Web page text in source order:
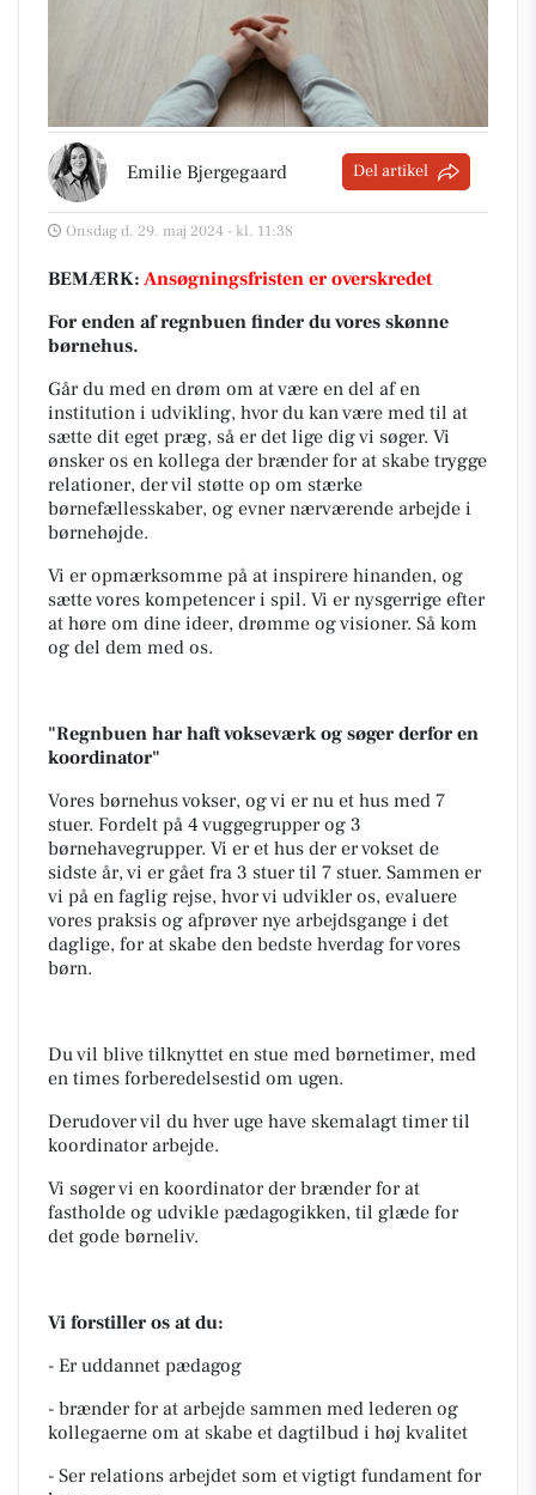
Emilie Bjergegaard Del artikel
Onsdag d. 29. maj 2024 - kl. 11:38
BEMÆRK: Ansøgningsfristen er overskredet
For enden af regnbuen finder du vores skønne
børnehus.
Går du med en drøm om at være en del af en
institution i udvikling, hvor du kan være med til at
sætte dit eget præg, så er det lige dig vi søger. Vi
ønsker os en kollega der brænder for at skabe trygge
relationer, der vil støtte op om stærke
børnefællesskaber, og evner nærværende arbejde i
børnehøjde.
Vi er opmærksomme på at inspirere hinanden, og
sætte vores kompetencer i spil. Vi er nysgerrige efter
at høre om dine ideer, drømme og visioner. Så kom
og del dem med os.
"Regnbuen har haft vokseværk og søger derfor en
koordinator"
Vores børnehus vokser, og vi er nu et hus med 7
stuer. Fordelt på 4 vuggegrupper og 3
børnehavegrupper. Vi er et hus der er vokset de
sidste år, vi er gået fra 3 stuer til 7 stuer. Sammen er
vi på en faglig rejse, hvor vi udvikler os, evaluere
vores praksis og afprøver nye arbejdsgange i det
daglige, for at skabe den bedste hverdag for vores
børn.
Du vil blive tilknyttet en stue med børnetimer, med
en times forberedelsestid om ugen.
Derudover vil du hver uge have skemalagt timer til
koordinator arbejde.
Vi søger vi en koordinator der brænder for at
fastholde og udvikle pædagogikken, til glæde for
det gode børneliv.
Vi forstiller os at du:
- Er uddannet pædagog
- brænder for at arbejde sammen med lederen og
kollegaerne om at skabe et dagtilbud i høj kvalitet
- Ser relations arbejdet som et vigtigt fundament for